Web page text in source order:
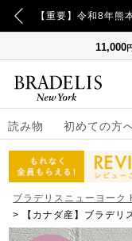
【重要】日本郵便の障害による配送への影響についてのお詫び
11,000
読み物 初めての方
ブラデリスニューヨーク
【カナダ産】ブラデ